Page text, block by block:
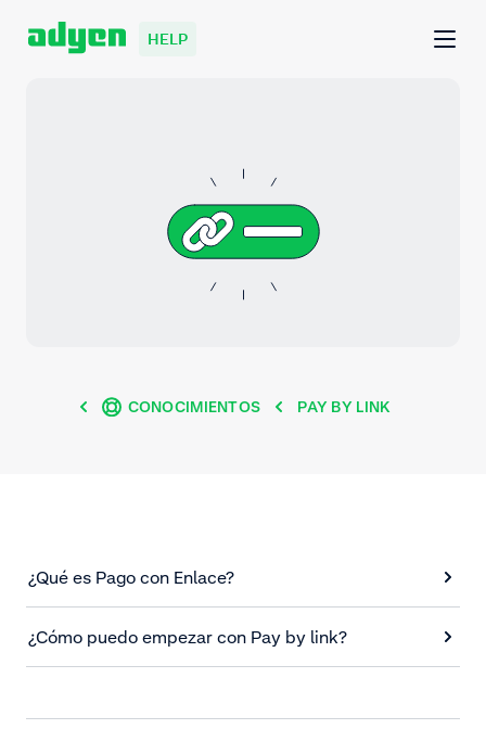
HELP
CONOCIMIENTOS PAY BY LINK
¿Qué es Pago con Enlace?
¿Cómo puedo empezar con Pay by link?